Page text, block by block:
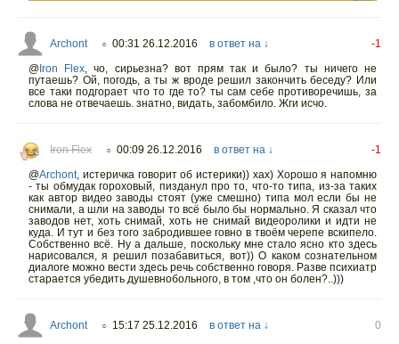
Archont ○ 00:31 26.12.2016 в ответ на ↓
-1
@ Iron Flex,чо, сирьезна? вот прям так и было? ты ничего не
путаешь? Ой, погодь, а ты ж вроде решил закончить беседу? Или
все таки подгорает что то где то? ты сам себе противоречишь, за
слова не отвечаешь. знатно, видать, забомбило. Жги исчо.
Iron Flex ○ 00:09 26.12.2016 в ответ на ↓
-1
@Archont, истеричка говорит об истерики)) хах) Хорошо я напомню
- ты обмудак гороховый, пизданул про то, что-то типа, из-за таких
как автор видео заводы стоят (уже смешно) типа мол если бы не
снимали, а шли на заводы то всё было бы нормально. Я сказал что
заводов нет, хоть снимай, хоть не снимай видеоролики и идти не
куда. И тут и без того забродившее говно в твоём черепе вскипело.
Собственно всё. Ну а дальше, поскольку мне стало ясно кто здесь
нарисовался, я решил позабавиться, вот)) О каком сознательном
диалоге можно вести здесь речь собственно говоря. Разве психиатр
старается убедить душевнобольного, в том ,что он болен?..)))
Archont ○ 15:17 25.12.2016 в ответ на ↓
0